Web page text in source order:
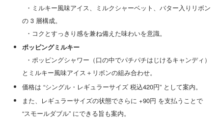
・ミルキー風味アイス、ミルクシャーベット、バター入りリボン
の 3 層構成。
・コクとすっきり感を兼ね備えた味わいを意識。
ポッピングミルキー
・ポッピングシャワー（口の中でパチパチはじけるキャンディ）
とミルキー風味アイス＋リボンの組み合わせ。
価格は “シングル・レギュラーサイズ 税込420円” として案内。
また、レギュラーサイズの状態でさらに +90円 を支払うことで
“スモールダブル” にできる旨も案内。